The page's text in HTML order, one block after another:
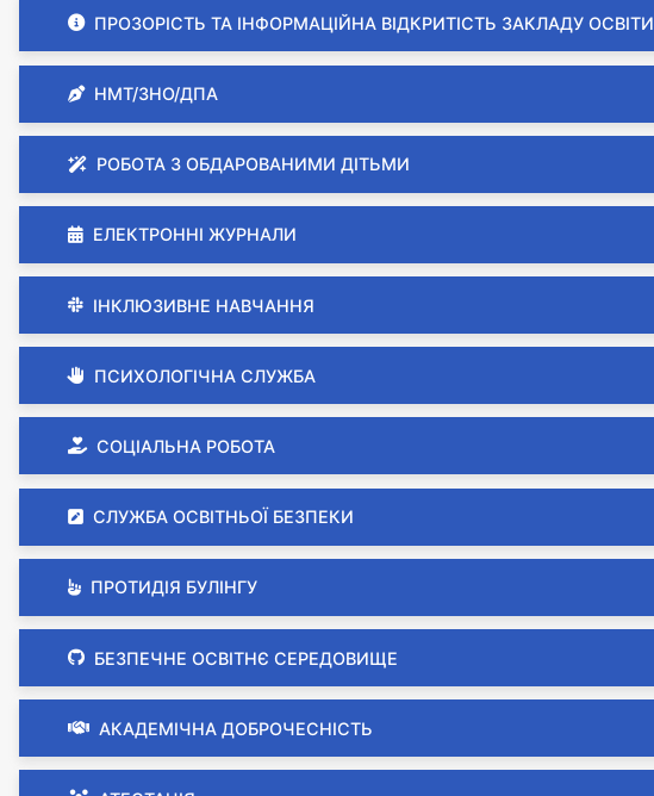
ПРОЗОРІСТЬ ТА ІНФОРМАЦІЙНА ВІДКРИТІСТЬ ЗАКЛАДУ ОСВІТИ
НМТ/ЗНО/ДПА
РОБОТА З ОБДАРОВАНИМИ ДІТЬМИ
ЕЛЕКТРОННІ ЖУРНАЛИ
ІНКЛЮЗИВНЕ НАВЧАННЯ
ПСИХОЛОГІЧНА СЛУЖБА
СОЦІАЛЬНА РОБОТА
СЛУЖБА ОСВІТНЬОЇ БЕЗПЕКИ
ПРОТИДІЯ БУЛІНГУ
БЕЗПЕЧНЕ ОСВІТНЄ СЕРЕДОВИЩЕ
АКАДЕМІЧНА ДОБРОЧЕСНІСТЬ